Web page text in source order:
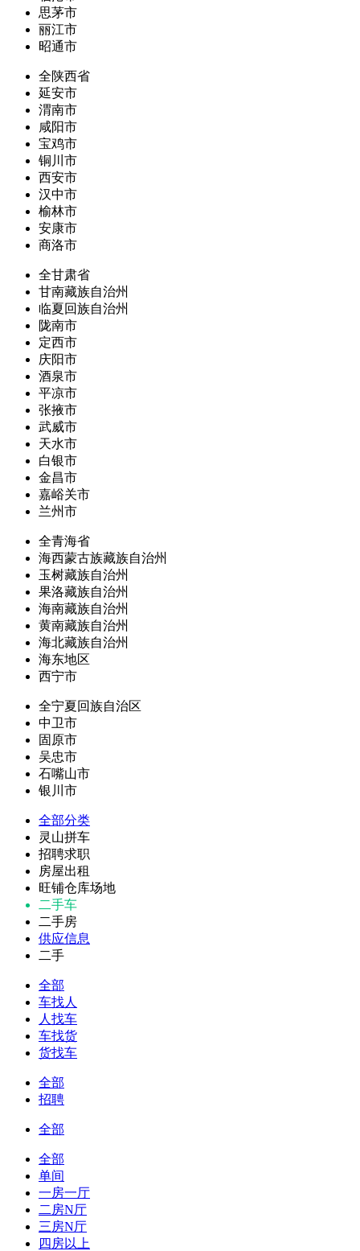
思茅市
丽江市
昭通市
全陕西省
延安市
渭南市
咸阳市
宝鸡市
铜川市
西安市
汉中市
榆林市
安康市
商洛市
全甘肃省
甘南藏族自治州
临夏回族自治州
陇南市
定西市
庆阳市
酒泉市
平凉市
张掖市
武威市
天水市
白银市
金昌市
嘉峪关市
兰州市
全青海省
海西蒙古族藏族自治州
玉树藏族自治州
果洛藏族自治州
海南藏族自治州
黄南藏族自治州
海北藏族自治州
海东地区
西宁市
全宁夏回族自治区
中卫市
固原市
吴忠市
石嘴山市
银川市
全部分类
灵山拼车
招聘求职
房屋出租
旺铺仓库场地
二手车
二手房
供应信息
二手
全部
车找人
人找车
车找货
货找车
全部
招聘
全部
全部
单间
一房一厅
二房N厅
三房N厅
四房以上